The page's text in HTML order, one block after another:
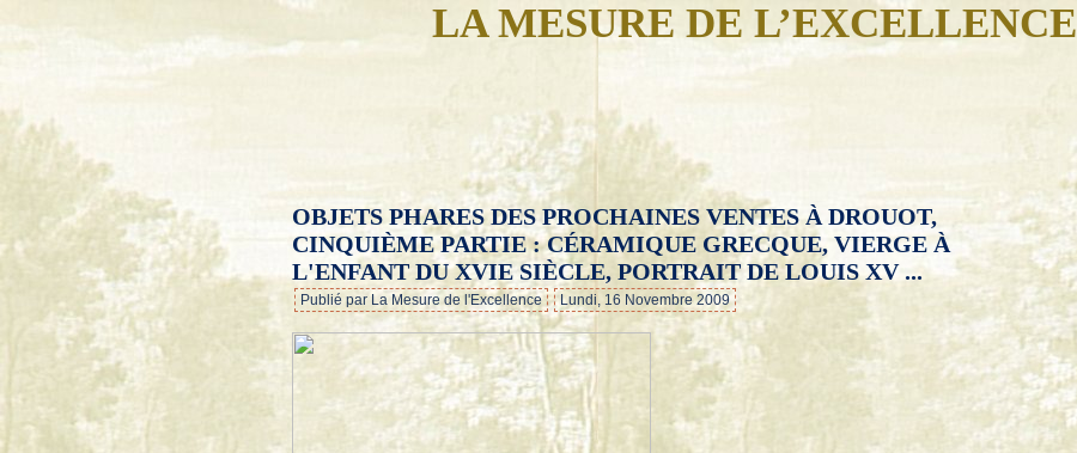
LA MESURE DE L’EXCELLENCE
…
OBJETS PHARES DES PROCHAINES VENTES À DROUOT,
CINQUIÈME PARTIE : CÉRAMIQUE GRECQUE, VIERGE À
L'ENFANT DU XVIE SIÈCLE, PORTRAIT DE LOUIS XV ...
Publié par La Mesure de l'Excellence Lundi, 16 Novembre 2009